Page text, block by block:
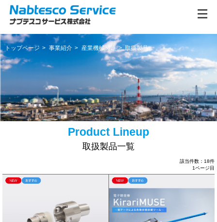
トップページ 事業紹介 産業機械関連 取扱製品
取扱製品一覧
該当件数：18件
1ページ目